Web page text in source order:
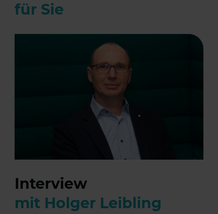
für Sie
Interview
mit Holger Leibling